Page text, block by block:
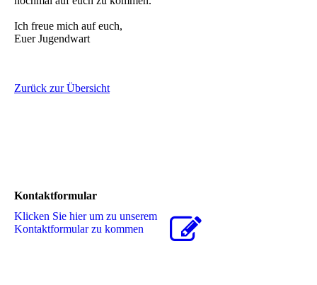
Ich freue mich auf euch,
Euer Jugendwart
Zurück zur Übersicht
Kontaktformular
Klicken Sie hier um zu unserem
Kon­takt­for­mu­lar zu kommen